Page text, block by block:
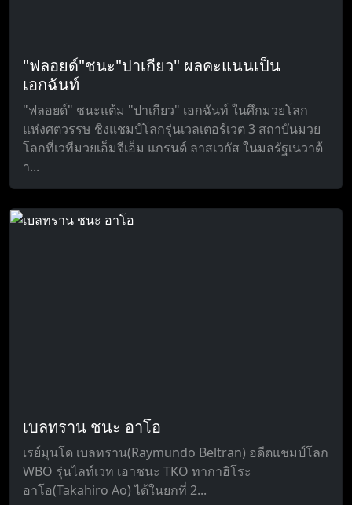
"ฟลอยด์"ชนะ"ปาเกียว" ผลคะแนนเป็น
เอกฉันท์
"ฟลอยด์" ชนะแต้ม "ปาเกียว" เอกฉันท์ ในศึกมวยโลก
แห่งศตวรรษ ชิงแชมป์โลกรุ่นเวลเตอร์เวต 3 สถาบันมวย
โลกที่เวทีมวยเอ็มจีเอ็ม แกรนด์ ลาสเวกัส ในมลรัฐเนวาด้
า...
เบลทราน ชนะ อาโอ
เรย์มุนโด เบลทราน(Raymundo Beltran) อดีตแชมป์โลก
WBO รุ่นไลท์เวท เอาชนะ TKO ทากาฮิโระ
อาโอ(Takahiro Ao) ได้ในยกที่ 2...